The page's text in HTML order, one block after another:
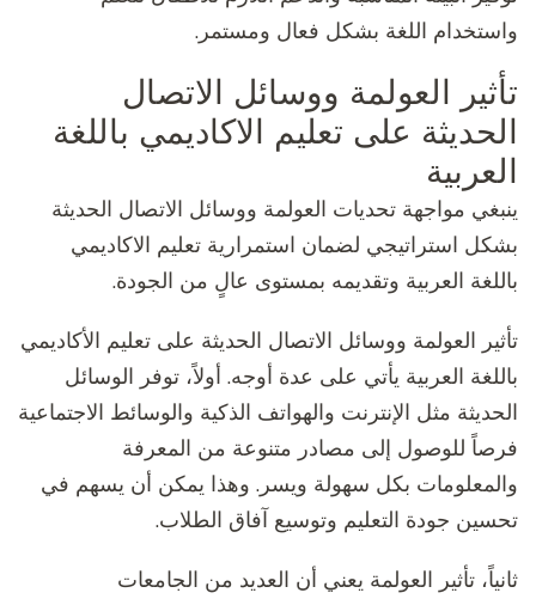
واستخدام اللغة بشكل فعال ومستمر.
تأثير العولمة ووسائل الاتصال
الحديثة على تعليم الاكاديمي باللغة
العربية
ينبغي مواجهة تحديات العولمة ووسائل الاتصال الحديثة
بشكل استراتيجي لضمان استمرارية تعليم الاكاديمي
باللغة العربية وتقديمه بمستوى عالٍ من الجودة.
تأثير العولمة ووسائل الاتصال الحديثة على تعليم الأكاديمي
باللغة العربية يأتي على عدة أوجه. أولاً، توفر الوسائل
الحديثة مثل الإنترنت والهواتف الذكية والوسائط الاجتماعية
فرصاً للوصول إلى مصادر متنوعة من المعرفة
والمعلومات بكل سهولة ويسر. وهذا يمكن أن يسهم في
تحسين جودة التعليم وتوسيع آفاق الطلاب.
ثانياً، تأثير العولمة يعني أن العديد من الجامعات